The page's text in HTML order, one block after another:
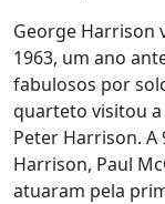
George Harrison
1963, um ano
fabulosos por
quarteto visitou a
Peter Harrison. A
Harrison, Paul
atuaram pela